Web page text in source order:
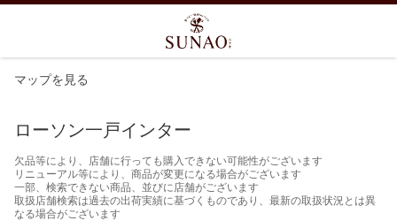
マップを見る
ローソン一戸インター
欠品等により、店舗に行っても購入できない可能性がございます
リニューアル等により、商品が変更になる場合がございます
一部、検索できない商品、並びに店舗がございます
取扱店舗検索は過去の出荷実績に基づくものであり、最新の取扱状況とは異
なる場合がございます